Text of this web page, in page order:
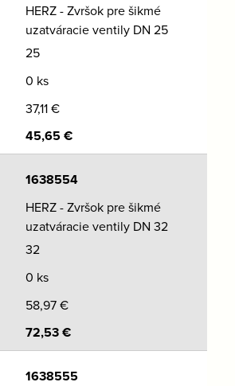
HERZ - Zvršok pre šikmé
uzatváracie ventily DN 25
25
0 ks
37,11€
45,65€
1638554
HERZ - Zvršok pre šikmé
uzatváracie ventily DN 32
32
0 ks
58,97€
72,53€
1638555